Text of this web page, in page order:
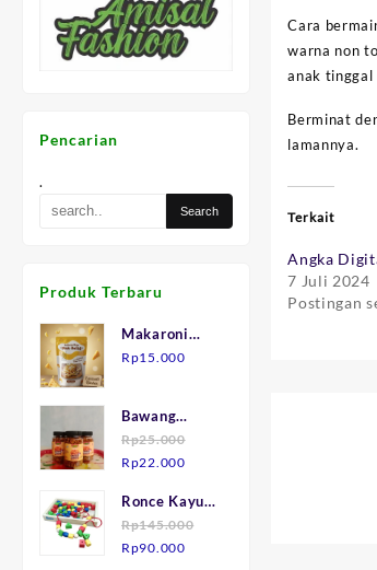
Pencarian
.
Produk Terbaru
Makaroni
Keju "Mak
Rp15.000
Bawang
Goreng asli
Brebes.
Rp25.000
Harga
adalah:
Rp25.000.
Rp22.000Harga
ini
adalah:
Rp22.000.
Ronce Kayu
isi 75
Rp145.000
Harga
Rp90.000Harga
Cara
warna non
anak tinggal
Berminat
lamannya.
Terkait
Angka
7 Juli 2024
Postingan